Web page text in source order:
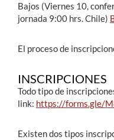
Bajos (Viernes 10,
jornada 9:00 hrs. Chile)
El proceso de
INSCRIPCIONES
Todo tipo de
link: https://forms.gle/
Existen dos tipos